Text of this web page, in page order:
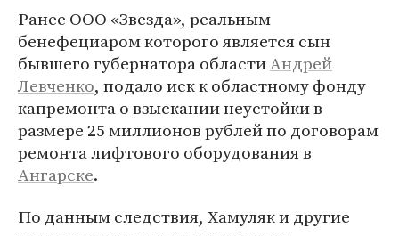
Ранее ООО «Звезда», реальным
бенефециаром которого является сын
бывшего губернатора областиАндрей
Левченко, подало иск к областному фонду
капремонта о взыскании неустойки в
размере 25 миллионов рублей по договорам
ремонта лифтового оборудования в
Ангарске.
По данным следствия, Хамуляк и другие